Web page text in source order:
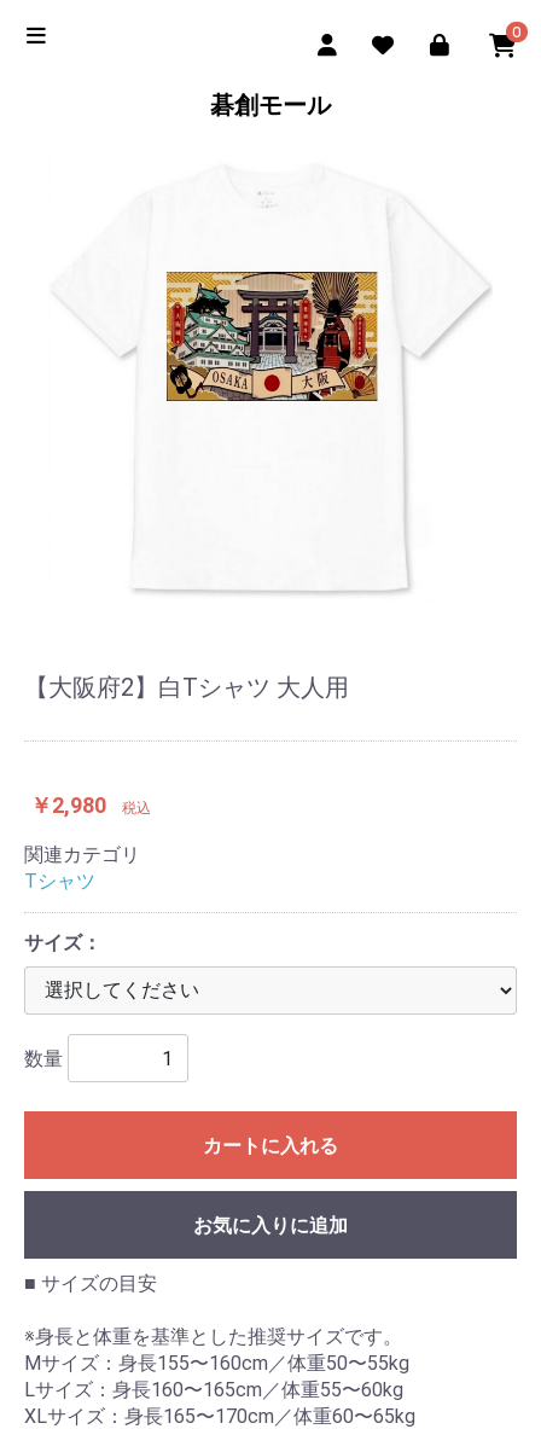
0
碁創モール
【大阪府2】白Tシャツ 大人用
￥2,980 税込
関連カテゴリ
Tシャツ
サイズ：
数量
カートに入れる
お気に入りに追加
■ サイズの目安
※身長と体重を基準とした推奨サイズです。
Mサイズ：身長155〜160cm／体重50〜55kg
Lサイズ：身長160〜165cm／体重55〜60kg
XLサイズ：身長165〜170cm／体重60〜65kg